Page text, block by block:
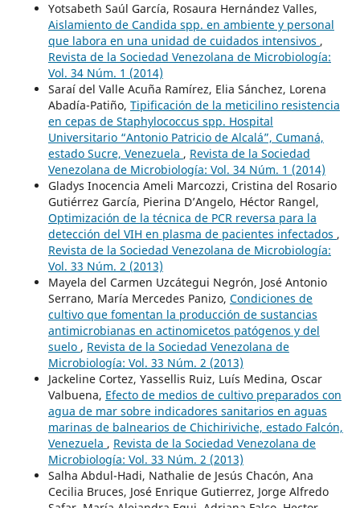
Yotsabeth Saúl García, Rosaura Hernández Valles,
Aislamiento de Candida spp. en ambiente y personal
que labora en una unidad de cuidados intensivos ,
Revista de la Sociedad Venezolana de Microbiología:
Vol. 34 Núm. 1 (2014)
Saraí del Valle Acuña Ramírez, Elia Sánchez, Lorena
Abadía-Patiño, Tipificación de la meticilino resistencia
en cepas de Staphylococcus spp. Hospital
Universitario “Antonio Patricio de Alcalá”, Cumaná,
estado Sucre, Venezuela , Revista de la Sociedad
Venezolana de Microbiología: Vol. 34 Núm. 1 (2014)
Gladys Inocencia Ameli Marcozzi, Cristina del Rosario
Gutiérrez García, Pierina D’Angelo, Héctor Rangel,
Optimización de la técnica de PCR reversa para la
detección del VIH en plasma de pacientes infectados ,
Revista de la Sociedad Venezolana de Microbiología:
Vol. 33 Núm. 2 (2013)
Mayela del Carmen Uzcátegui Negrón, José Antonio
Serrano, María Mercedes Panizo, Condiciones de
cultivo que fomentan la producción de sustancias
antimicrobianas en actinomicetos patógenos y del
suelo , Revista de la Sociedad Venezolana de
Microbiología: Vol. 33 Núm. 2 (2013)
Jackeline Cortez, Yassellis Ruiz, Luís Medina, Oscar
Valbuena, Efecto de medios de cultivo preparados con
agua de mar sobre indicadores sanitarios en aguas
marinas de balnearios de Chichiriviche, estado Falcón,
Venezuela , Revista de la Sociedad Venezolana de
Microbiología: Vol. 33 Núm. 2 (2013)
Salha Abdul-Hadi, Nathalie de Jesús Chacón, Ana
Cecilia Bruces, José Enrique Gutierrez, Jorge Alfredo